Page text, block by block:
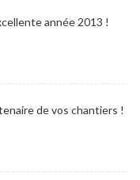
année 2013 !
de vos chantiers !